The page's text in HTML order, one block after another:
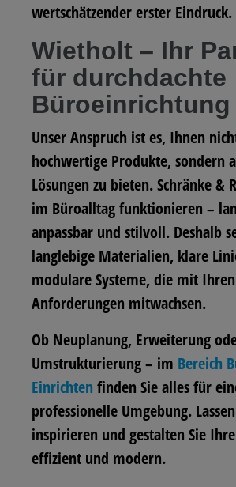
wertschätzender erster Eindruck.
Wietholt – Ihr
für durchdachte
Büroeinrichtung
Unser Anspruch ist es, Ihnen
hochwertige Produkte, sondern
Lösungen zu bieten. Schränke &
im Büroalltag funktionieren –
anpassbar und stilvoll. Deshalb
langlebige Materialien, klare
modulare Systeme, die mit Ihren
Anforderungen mitwachsen.
Ob Neuplanung, Erweiterung
Umstrukturierung – im Bereich
Einrichten finden Sie alles für
professionelle Umgebung.
inspirieren und gestalten Sie
effizient und modern.